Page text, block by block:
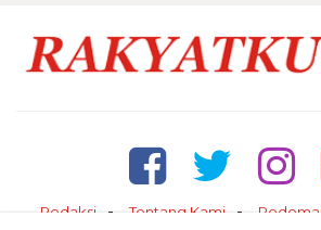
Redaksi Tentang Kami